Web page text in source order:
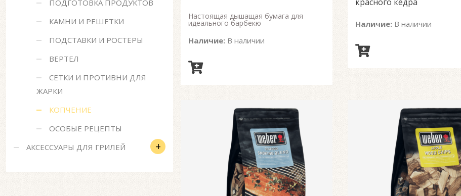
ПОДГОТОВКА ПРОДУКТОВ
КАМНИ И РЕШЕТКИ
ПОДСТАВКИ И РОСТЕРЫ
ВЕРТЕЛ
СЕТКИ И ПРОТИВНИ ДЛЯ
ЖАРКИ
КОПЧЕНИЕ
ОСОБЫЕ РЕЦЕПТЫ
АКСЕССУАРЫ ДЛЯ ГРИЛЕЙ +
Настоящая дышащая бумага для
идеального барбекю
Наличие: В наличии
Наличие: В наличии